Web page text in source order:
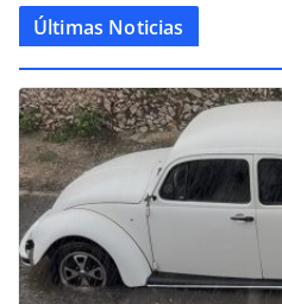
Últimas Noticias